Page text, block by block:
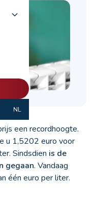
NL
een recordhoogte.
u 1,5202 euro voor
Sindsdien is de
gegaan. Vandaag
één euro per liter.